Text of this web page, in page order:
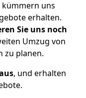
kümmern uns
erhalten.
Sie uns noch
Umzug von
zu planen.
, und erhalten